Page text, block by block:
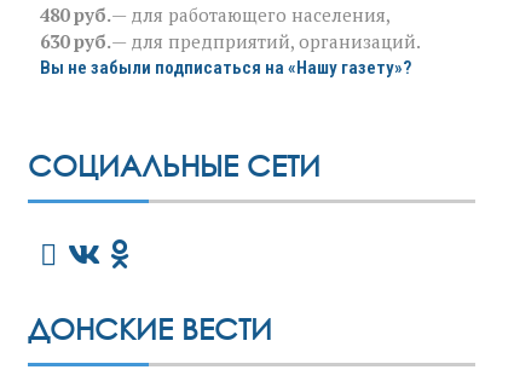
480 руб.— для работающего населения,
630 руб.— для предприятий, организаций.
Вы не забыли подписаться на «Нашу газету»?
СОЦИАЛЬНЫЕ СЕТИ
ДОНСКИЕ ВЕСТИ